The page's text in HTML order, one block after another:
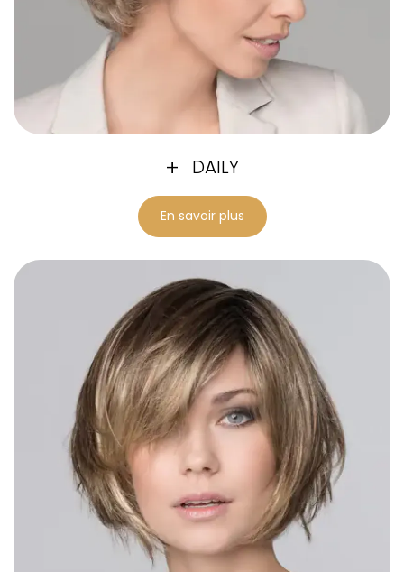
DAILY
En savoir plus